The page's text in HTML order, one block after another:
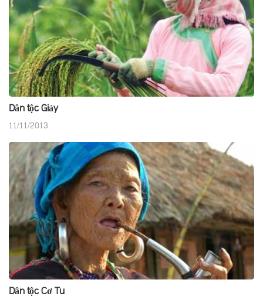
Dân tộc Giáy
11/11/2013
Dân tộc Cơ Tu